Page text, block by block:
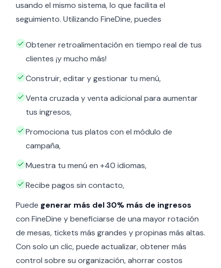
usando el mismo sistema, lo que facilita el
seguimiento. Utilizando FineDine, puedes
Obtener retroalimentación en tiempo real de tus
clientes ¡y mucho más!
Construir, editar y gestionar tu menú,
Venta cruzada y venta adicional para aumentar
tus ingresos,
Promociona tus platos con el módulo de
campaña,
Muestra tu menú en +40 idiomas,
Recibe pagos sin contacto,
Puede generar más del 30% más de ingresos
con FineDine y beneficiarse de una mayor rotación
de mesas, tickets más grandes y propinas más altas.
Con solo un clic, puede actualizar, obtener más
control sobre su organización, ahorrar costos